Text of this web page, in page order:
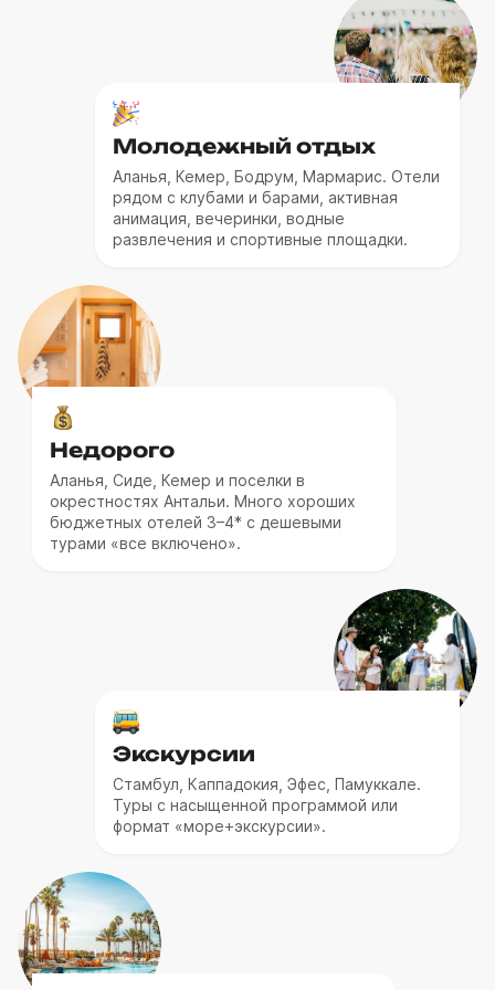
Стоимость туров в низкий сезон -
минимальная в году. Именно в этот период
можно найти самые дешевые туры в
Турцию из Казани, стоимость которых
может начинаться от 40 000 ₽.
Молодежный отдых
Аланья, Кемер, Бодрум, Мармарис. Отели
рядом с клубами и барами, активная
анимация, вечеринки, водные
развлечения и спортивные площадки.
Недорого
Аланья, Сиде, Кемер и поселки в
окрестностях Антальи. Много хороших
бюджетных отелей 3–4* с дешевыми
турами «все включено».
Экскурсии
Стамбул, Каппадокия, Эфес, Памуккале.
Туры с насыщенной программой или
формат «море+экскурсии».